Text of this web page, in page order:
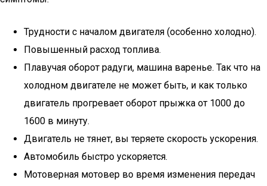
Трудности с началом двигателя (особенно холодно).
Повышенный расход топлива.
Плавучая оборот радуги, машина варенье. Так что на
холодном двигателе не может быть, и как только
двигатель прогревает оборот прыжка от 1000 до
1600 в минуту.
Двигатель не тянет, вы теряете скорость ускорения.
Автомобиль быстро ускоряется.
Мотоверная мотовер во время изменения передач